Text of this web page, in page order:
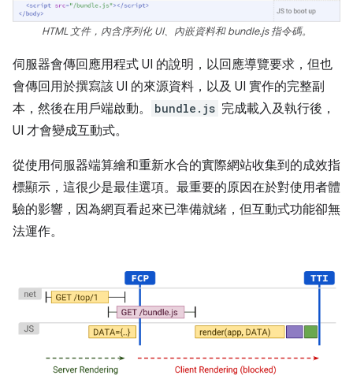
HTML 文件，內含序列化 UI、內嵌資料和 bundle.js 指令碼。
伺服器會傳回應用程式 UI 的說明，以回應導覽要求，但也
會傳回用於撰寫該 UI 的來源資料，以及 UI 實作的完整副
本，然後在用戶端啟動。
bundle.js 完成載入及執行後，
UI 才會變成互動式。
從使用伺服器端算繪和重新水合的實際網站收集到的成效指
標顯示，這很少是最佳選項。最重要的原因在於對使用者體
驗的影響，因為網頁看起來已準備就緒，但互動式功能卻無
法運作。